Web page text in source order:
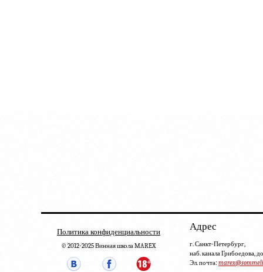
Политика конфиденциальности
© 2012-2025 Винная школа MAREX
Адрес
г. Санкт-Петербург,
наб. канала Грибоедова,
Эл. почта: